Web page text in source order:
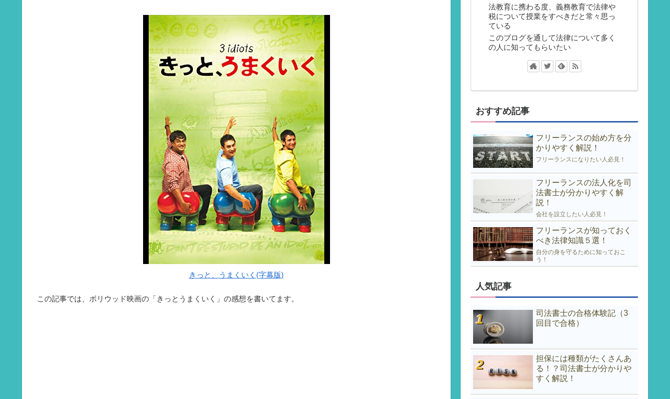
きっと、うまくいく(字幕版)
この記事では、ボリウッド映画の「きっとうまくいく」の感想を書いてます。
法教育に携わる度、義務教育で法律や
税について授業をすべきだと常々思っ
ている
このブログを通して法律について多く
の人に知ってもらいたい
おすすめ記事
フリーランスの始め方を分
かりやすく解説！
フリーランスになりたい人必見！
フリーランスの法人化を司
法書士が分かりやすく解
説！
会社を設立したい人必見！
フリーランスが知っておく
べき法律知識５選！
自分の身を守るために知っておこ
う！
人気記事
司法書士の合格体験記（3
回目で合格）
担保には種類がたくさんあ
る！？司法書士が分かりや
すく解説！